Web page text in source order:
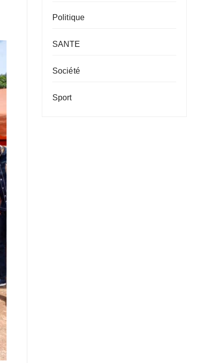
Politique
SANTE
Société
Sport